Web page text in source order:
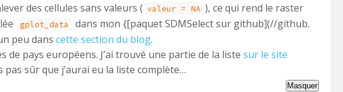
des cellules sans valeurs ( valeur = NA ), ce qui rend le raster
gplot_data
dans mon {[paquet SDMSelect sur github](//github.
peu dans cette section du blog.
pays européens. J’ai trouvé une partie de la liste sur le site
pas sûr que j’aurai eu la liste complète…
Masquer